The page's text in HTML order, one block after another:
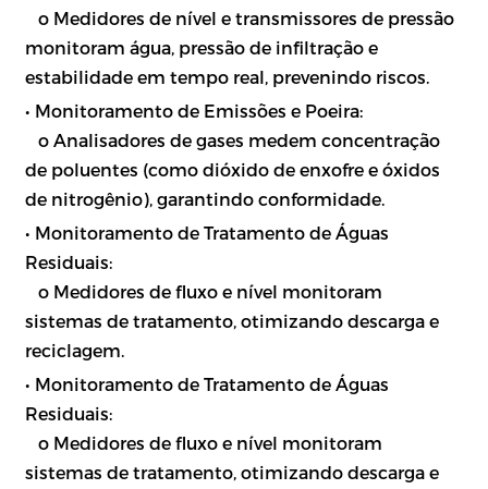
o Medidores de nível e transmissores de pressão
monitoram água, pressão de infiltração e
estabilidade em tempo real, prevenindo riscos.
• Monitoramento de Emissões e Poeira:
o Analisadores de gases medem concentração
de poluentes (como dióxido de enxofre e óxidos
de nitrogênio), garantindo conformidade.
• Monitoramento de Tratamento de Águas
Residuais:
o Medidores de fluxo e nível monitoram
sistemas de tratamento, otimizando descarga e
reciclagem.
• Monitoramento de Tratamento de Águas
Residuais:
o Medidores de fluxo e nível monitoram
sistemas de tratamento, otimizando descarga e